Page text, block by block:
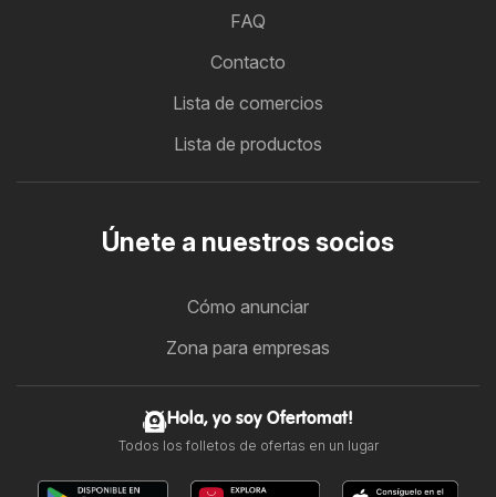
FAQ
Contacto
Lista de comercios
Lista de productos
Únete a nuestros socios
Cómo anunciar
Zona para empresas
Hola, yo soy Ofertomat!
Todos los folletos de ofertas en un lugar